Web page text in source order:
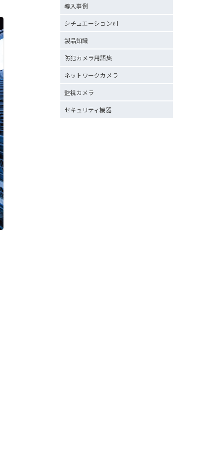
導入事例
シチュエーション別
製品知識
防犯カメラ用語集
ネットワークカメラ
監視カメラ
セキュリティ機器